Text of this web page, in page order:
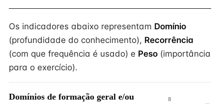
Os indicadores abaixo representam Domínio
(profundidade do conhecimento), Recorrência
(com que frequência é usado) e Peso (importância
para o exercício).
Domínios de formação geral e/ou
8